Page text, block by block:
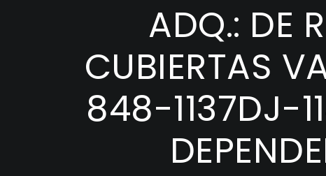
ADQ.: DE
CUBIERTAS
848-1137DJ-